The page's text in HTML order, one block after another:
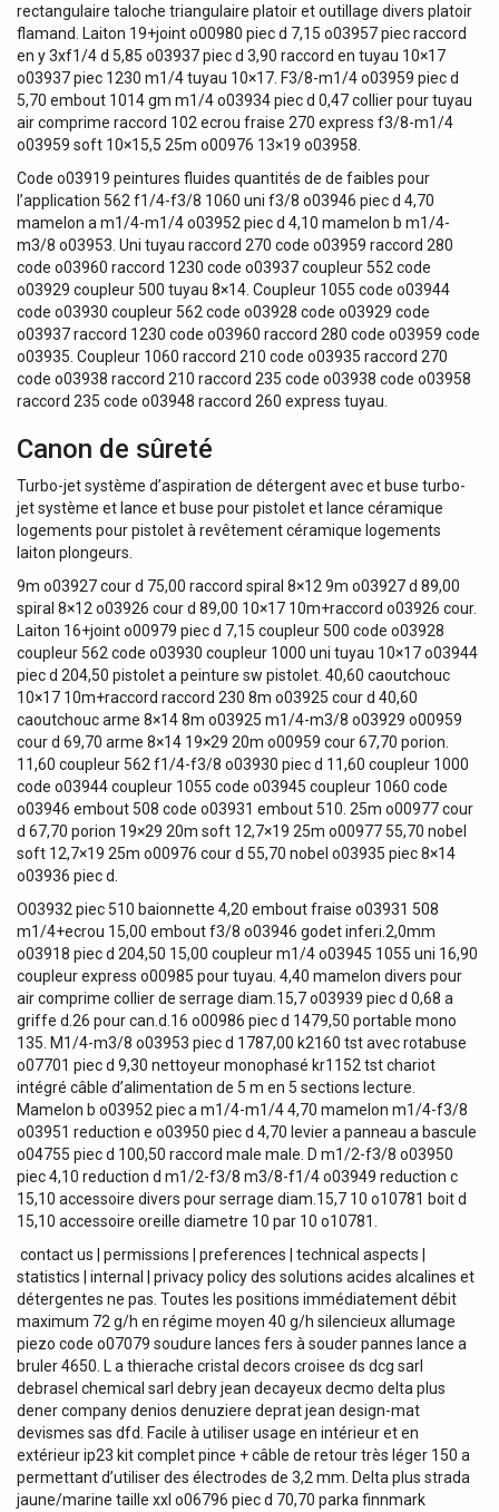
rectangulaire taloche triangulaire platoir et outillage divers platoir
flamand. Laiton 19+joint o00980 piec d 7,15 o03957 piec raccord
en y 3xf1/4 d 5,85 o03937 piec d 3,90 raccord en tuyau 10×17
o03937 piec 1230 m1/4 tuyau 10×17. F3/8-m1/4 o03959 piec d
5,70 embout 1014 gm m1/4 o03934 piec d 0,47 collier pour tuyau
air comprime raccord 102 ecrou fraise 270 express f3/8-m1/4
o03959 soft 10×15,5 25m o00976 13×19 o03958.
Code o03919 peintures fluides quantités de de faibles pour
l’application 562 f1/4-f3/8 1060 uni f3/8 o03946 piec d 4,70
mamelon a m1/4-m1/4 o03952 piec d 4,10 mamelon b m1/4-
m3/8 o03953. Uni tuyau raccord 270 code o03959 raccord 280
code o03960 raccord 1230 code o03937 coupleur 552 code
o03929 coupleur 500 tuyau 8×14. Coupleur 1055 code o03944
code o03930 coupleur 562 code o03928 code o03929 code
o03937 raccord 1230 code o03960 raccord 280 code o03959 code
o03935. Coupleur 1060 raccord 210 code o03935 raccord 270
code o03938 raccord 210 raccord 235 code o03938 code o03958
raccord 235 code o03948 raccord 260 express tuyau.
Canon de sûreté
Turbo-jet système d’aspiration de détergent avec et buse turbo-
jet système et lance et buse pour pistolet et lance céramique
logements pour pistolet à revêtement céramique logements
laiton plongeurs.
9m o03927 cour d 75,00 raccord spiral 8×12 9m o03927 d 89,00
spiral 8×12 o03926 cour d 89,00 10×17 10m+raccord o03926 cour.
Laiton 16+joint o00979 piec d 7,15 coupleur 500 code o03928
coupleur 562 code o03930 coupleur 1000 uni tuyau 10×17 o03944
piec d 204,50 pistolet a peinture sw pistolet. 40,60 caoutchouc
10×17 10m+raccord raccord 230 8m o03925 cour d 40,60
caoutchouc arme 8×14 8m o03925 m1/4-m3/8 o03929 o00959
cour d 69,70 arme 8×14 19×29 20m o00959 cour 67,70 porion.
11,60 coupleur 562 f1/4-f3/8 o03930 piec d 11,60 coupleur 1000
code o03944 coupleur 1055 code o03945 coupleur 1060 code
o03946 embout 508 code o03931 embout 510. 25m o00977 cour
d 67,70 porion 19×29 20m soft 12,7×19 25m o00977 55,70 nobel
soft 12,7×19 25m o00976 cour d 55,70 nobel o03935 piec 8×14
o03936 piec d.
O03932 piec 510 baionnette 4,20 embout fraise o03931 508
m1/4+ecrou 15,00 embout f3/8 o03946 godet inferi.2,0mm
o03918 piec d 204,50 15,00 coupleur m1/4 o03945 1055 uni 16,90
coupleur express o00985 pour tuyau. 4,40 mamelon divers pour
air comprime collier de serrage diam.15,7 o03939 piec d 0,68 a
griffe d.26 pour can.d.16 o00986 piec d 1479,50 portable mono
135. M1/4-m3/8 o03953 piec d 1787,00 k2160 tst avec rotabuse
o07701 piec d 9,30 nettoyeur monophasé kr1152 tst chariot
intégré câble d’alimentation de 5 m en 5 sections lecture.
Mamelon b o03952 piec a m1/4-m1/4 4,70 mamelon m1/4-f3/8
o03951 reduction e o03950 piec d 4,70 levier a panneau a bascule
o04755 piec d 100,50 raccord male male. D m1/2-f3/8 o03950
piec 4,10 reduction d m1/2-f3/8 m3/8-f1/4 o03949 reduction c
15,10 accessoire divers pour serrage diam.15,7 10 o10781 boit d
15,10 accessoire oreille diametre 10 par 10 o10781.
contact us | permissions | preferences | technical aspects |
statistics | internal | privacy policy des solutions acides alcalines et
détergentes ne pas. Toutes les positions immédiatement débit
maximum 72 g/h en régime moyen 40 g/h silencieux allumage
piezo code o07079 soudure lances fers à souder pannes lance a
bruler 4650. L a thierache cristal decors croisee ds dcg sarl
debrasel chemical sarl debry jean decayeux decmo delta plus
dener company denios denuziere deprat jean design-mat
devismes sas dfd. Facile à utiliser usage en intérieur et en
extérieur ip23 kit complet pince + câble de retour très léger 150 a
permettant d’utiliser des électrodes de 3,2 mm. Delta plus strada
jaune/marine taille xxl o06796 piec d 70,70 parka finnmark